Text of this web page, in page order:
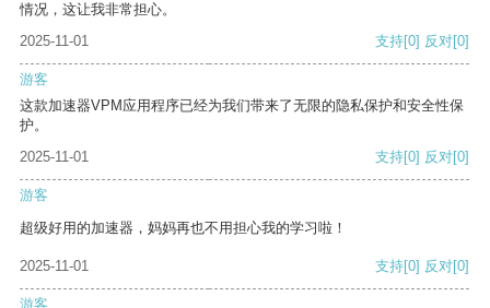
情况，这让我非常担心。
2025-11-01
支持[0] 反对[0]
游客
这款加速器VPM应用程序已经为我们带来了无限的隐私保护和安全性保
护。
2025-11-01
支持[0] 反对[0]
游客
超级好用的加速器，妈妈再也不用担心我的学习啦！
2025-11-01 支持[0] 反对[0]
游客